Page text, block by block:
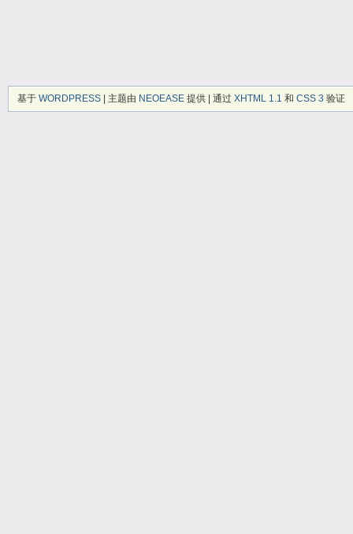
基于 WORDPRESS | 主题由 NEOEASE 提供 | 通过 XHTML 1.1 和 CSS 3 验证